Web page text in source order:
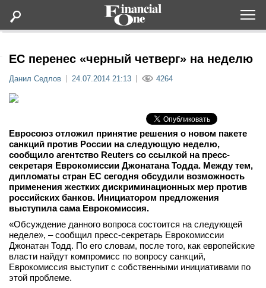
Lifestyle
Мероприятия
Новости
Интервью
вконтакте
ЕС перенес «черный четверг» на неделю
Данил Седлов 24.07.2014 21:13 4264
Евросоюз отложил принятие решения о новом пакете
санкций против России на следующую неделю,
сообщило агентство Reuters со ссылкой на пресс-
секретаря Еврокомиссии Джонатана Тодда. Между тем,
дипломаты стран ЕС сегодня обсудили возможность
применения жестких дискриминационных мер против
российских банков. Инициатором предложения
выступила сама Еврокомиссия.
«Обсуждение данного вопроса состоится на следующей
неделе», – сообщил пресс-секретарь Еврокомиссии
Джонатан Тодд. По его словам, после того, как европейские
власти найдут компромисс по вопросу санкций,
Еврокомиссия выступит с собственными инициативами по
этой проблеме.